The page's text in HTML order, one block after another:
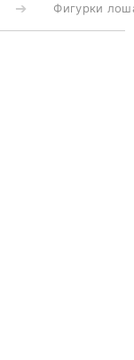
Фигурки